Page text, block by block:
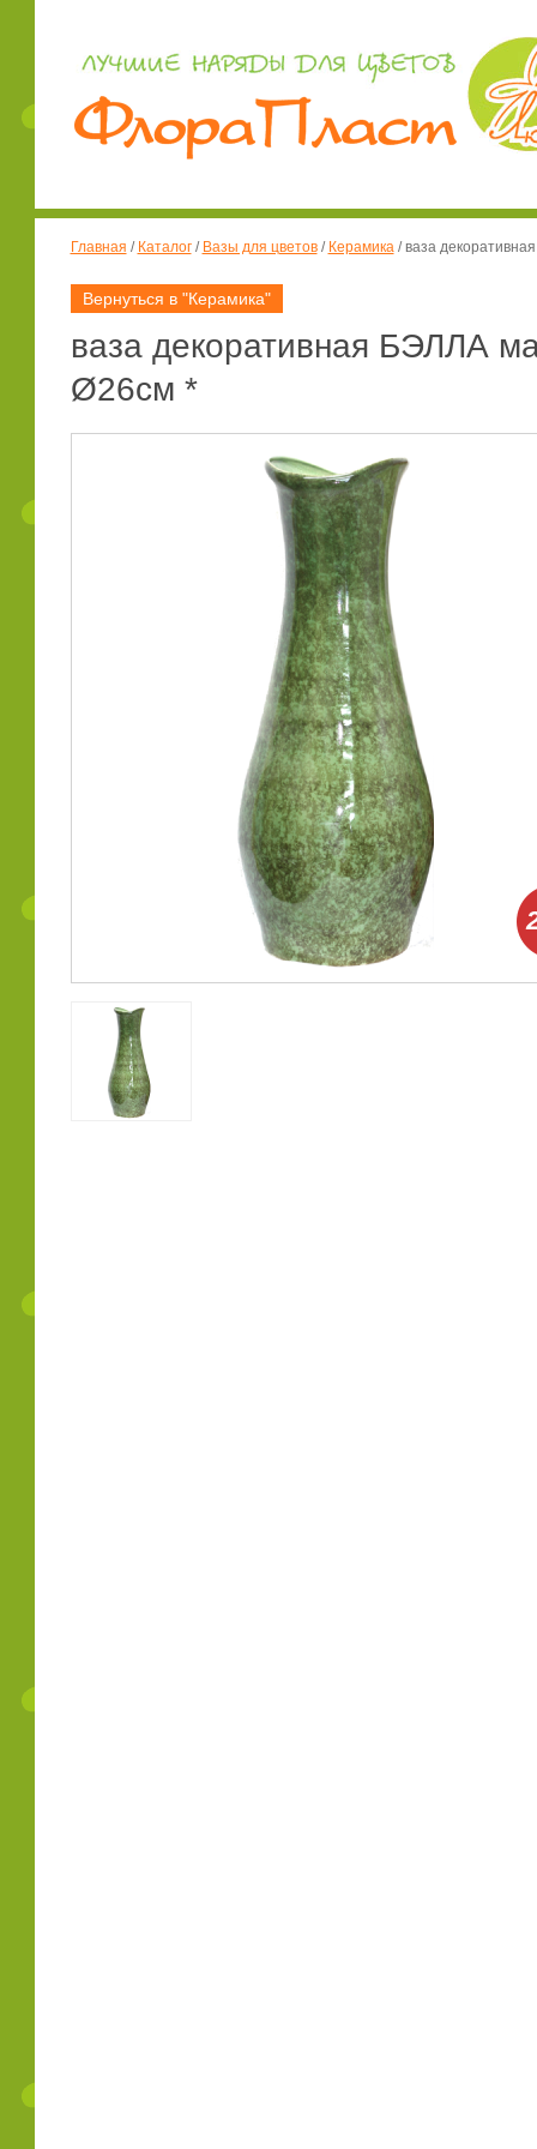
Главная / Каталог/ Вазы для цветов/ Керамика/ваза
Вернуться в "Керамика"
ваза декоративная БЭЛЛА
Ø26см *